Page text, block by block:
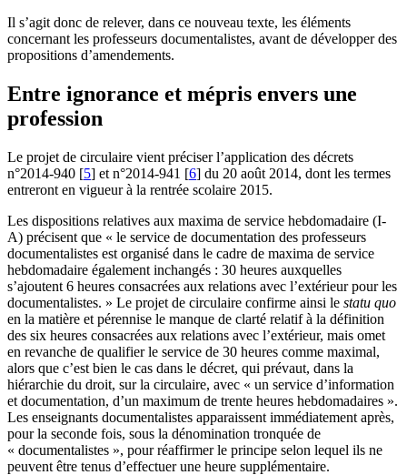
Il s’agit donc de relever, dans ce nouveau texte, les éléments
concernant les professeurs documentalistes, avant de développer des
propositions d’amendements.
Entre ignorance et mépris envers une
profession
Le projet de circulaire vient préciser l’application des décrets
n°2014-940 [5] et n°2014-941 [6] du 20 août 2014, dont les termes
entreront en vigueur à la rentrée scolaire 2015.
Les dispositions relatives aux maxima de service hebdomadaire (I-
A) précisent que « le service de documentation des professeurs
documentalistes est organisé dans le cadre de maxima de service
hebdomadaire également inchangés : 30 heures auxquelles
s’ajoutent 6 heures consacrées aux relations avec l’extérieur pour les
documentalistes. » Le projet de circulaire confirme ainsi le statu quo
en la matière et pérennise le manque de clarté relatif à la définition
des six heures consacrées aux relations avec l’extérieur, mais omet
en revanche de qualifier le service de 30 heures comme maximal,
alors que c’est bien le cas dans le décret, qui prévaut, dans la
hiérarchie du droit, sur la circulaire, avec « un service d’information
et documentation, d’un maximum de trente heures hebdomadaires ».
Les enseignants documentalistes apparaissent immédiatement après,
pour la seconde fois, sous la dénomination tronquée de
« documentalistes », pour réaffirmer le principe selon lequel ils ne
peuvent être tenus d’effectuer une heure supplémentaire.